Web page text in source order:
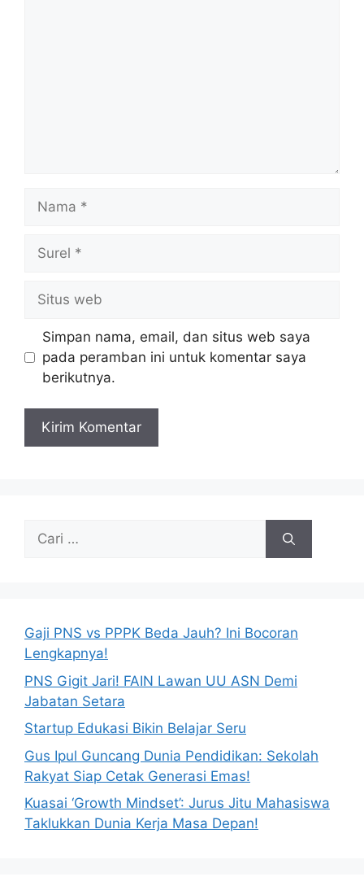
web
Simpan nama, email, dan situs web saya
pada peramban ini untuk komentar saya
berikutnya.
Cari
Gaji PNS vs PPPK Beda Jauh? Ini Bocoran
Lengkapnya!
PNS Gigit Jari! FAIN Lawan UU ASN Demi
Jabatan Setara
Startup Edukasi Bikin Belajar Seru
Gus Ipul Guncang Dunia Pendidikan: Sekolah
Rakyat Siap Cetak Generasi Emas!
Kuasai ‘Growth Mindset’: Jurus Jitu Mahasiswa
Taklukkan Dunia Kerja Masa Depan!